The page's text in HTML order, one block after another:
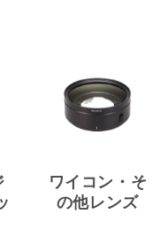
ワイコン・そ
の他レンズ